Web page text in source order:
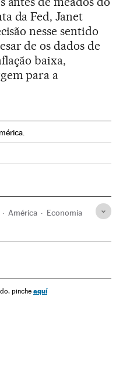
da Fed, Janet
nesse sentido
de os dados de
baixa,
para a
Instagram
en Facebook
América Economia
pinche aquí